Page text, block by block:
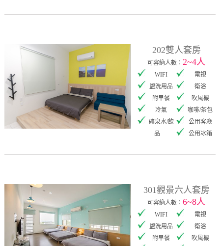
202雙人套房
可容納人數：2~4人
WIFI
電視
盥洗用品
衛浴
附早餐
吹風機
冷氣
咖啡/茶包
礦泉水/飲
品
公用客廳
公用冰箱
301觀景六人套房
可容納人數：6~8人
WIFI
電視
盥洗用品
衛浴
附早餐
吹風機